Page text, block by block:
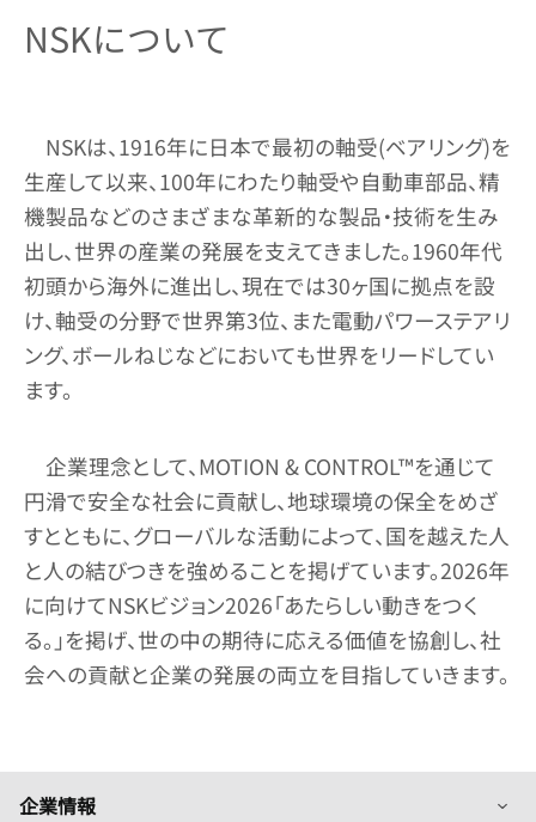
NSKについて
NSKは、1916年に日本で最初の軸受(ベアリング)を
生産して以来、100年にわたり軸受や自動車部品、精
機製品などのさまざまな革新的な製品・技術を生み
出し、世界の産業の発展を支えてきました。1960年代
初頭から海外に進出し、現在では30ヶ国に拠点を設
け、軸受の分野で世界第3位、また電動パワーステアリ
ング、ボールねじなどにおいても世界をリードしてい
ます。
企業理念として、MOTION & CONTROL™を通じて
円滑で安全な社会に貢献し、地球環境の保全をめざ
すとともに、グローバルな活動によって、国を越えた人
と人の結びつきを強めることを掲げています。2026年
に向けてNSKビジョン2026「あたらしい動きをつく
る。」を掲げ、世の中の期待に応える価値を協創し、社
会への貢献と企業の発展の両立を目指していきます。
企業情報 列